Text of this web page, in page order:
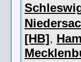
[HB],